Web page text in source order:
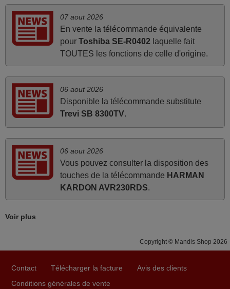
mars 2026
super.
Frank,
Tout bien.
Pascal,
Ravie de voir que ma commande effectuée a 13h30est
deja traitée et expédiée Je vous en remercie d’avance et
07 aout 2026
En vente la télécommande équivalente
pour Toshiba SE-R0402 laquelle fait
TOUTES les fonctions de celle d'origine.
06 aout 2026
Disponible la télécommande substitute
Trevi SB 8300TV.
06 aout 2026
Vous pouvez consulter la disposition des
touches de la télécommande HARMAN
KARDON AVR230RDS.
Voir plus
Copyright © Mandis Shop 2026
Contact Télécharger la facture
Avis des clients
Conditions générales de vente